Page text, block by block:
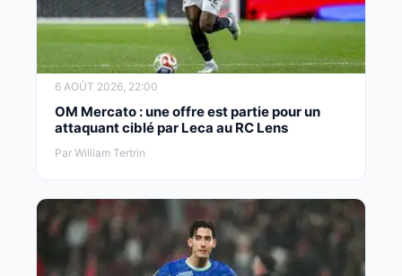
6 AOÛT 2026, 22:00
OM Mercato : une offre est partie pour un
attaquant ciblé par Leca au RC Lens
Par William Tertrin